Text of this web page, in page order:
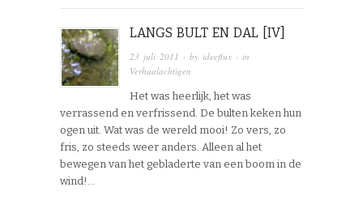
LANGS BULT EN DAL [IV]
23 juli 2011 · by ideeflux · in
Verhaalachtigen
Het was heerlijk, het was
verrassend en verfrissend. De bulten keken hun
ogen uit. Wat was de wereld mooi! Zo vers, zo
fris, zo steeds weer anders. Alleen al het
bewegen van het gebladerte van een boom in de
wind!…